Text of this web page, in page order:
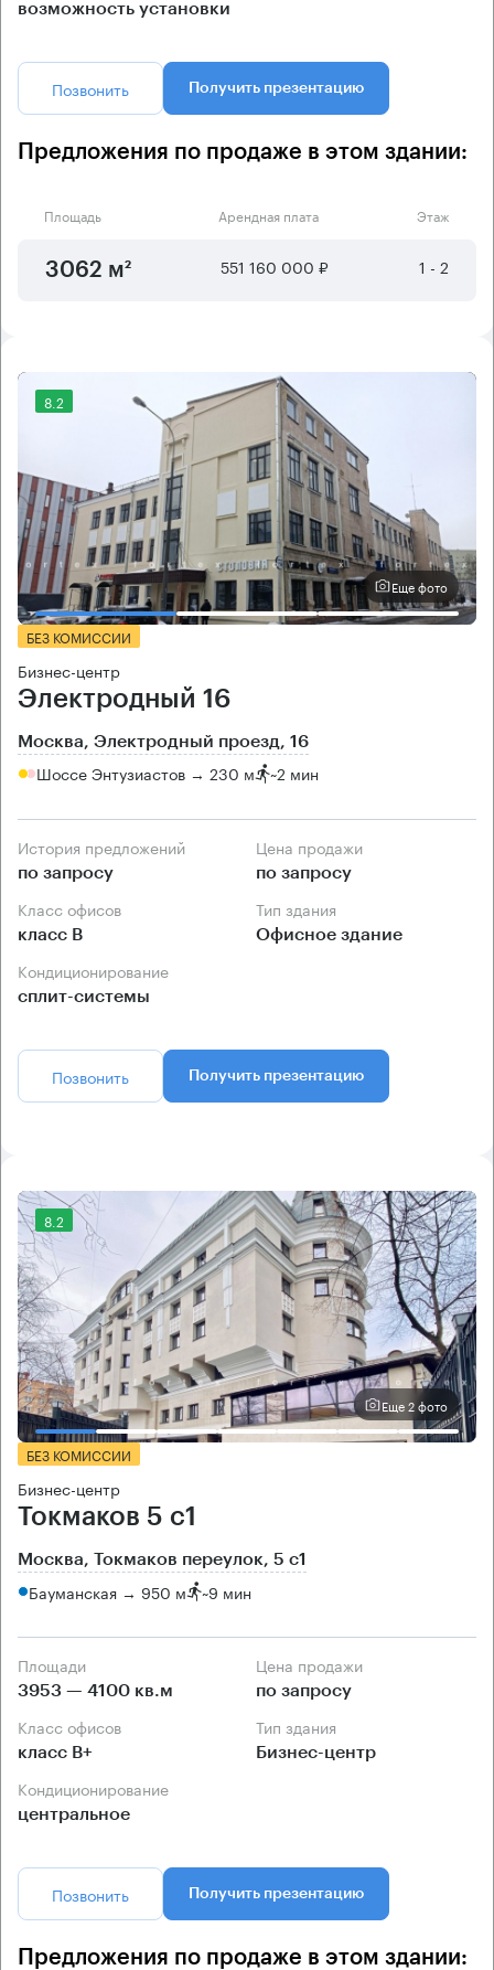
возможность установки
Позвонить Получить презентацию
Предложения по продаже в этом здании:
Площадь Арендная плата Этаж
3062 м² 551 160 000 ₽ 1 - 2
8.2
Еще фото
БЕЗ КОМИССИИ
Бизнес-центр
Электродный 16
Москва, Электродный проезд, 16
Шоссе Энтузиастов → 230 м ~2 мин
История предложений
по запросу
Цена продажи
по запросу
Класс офисов
класс B
Тип здания
Офисное здание
Кондиционирование
сплит-системы
Позвонить Получить презентацию
8.2
Еще 2 фото
БЕЗ КОМИССИИ
Бизнес-центр
Токмаков 5 с1
Москва, Токмаков переулок, 5 с1
Бауманская → 950 м ~9 мин
Площади
3953 — 4100 кв.м
Цена продажи
по запросу
Класс офисов
класс B+
Тип здания
Бизнес-центр
Кондиционирование
центральное
Позвонить Получить презентацию
Предложения по продаже в этом здании: